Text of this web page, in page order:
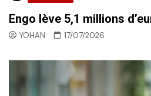
Engo lève 5,1 millions
YOHAN 17/07/2026